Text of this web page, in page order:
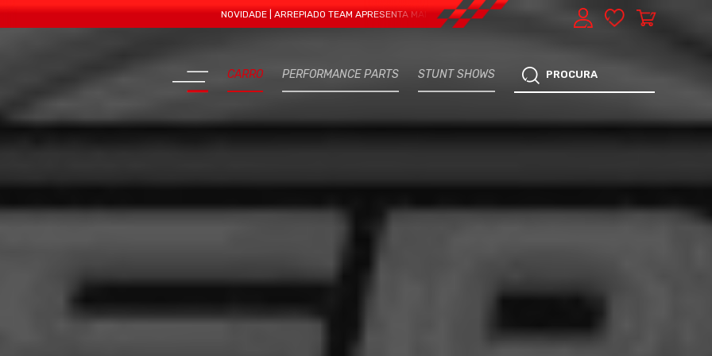
NOVIDADE | ARREPIADO TEAM APRESENTA MAIS UMA VERTENTE - EXPRESS CAR SERVICE, MANUTENÇÃO DO TEU
CARRO PERFORMANCE PARTS STUNT SHOWS